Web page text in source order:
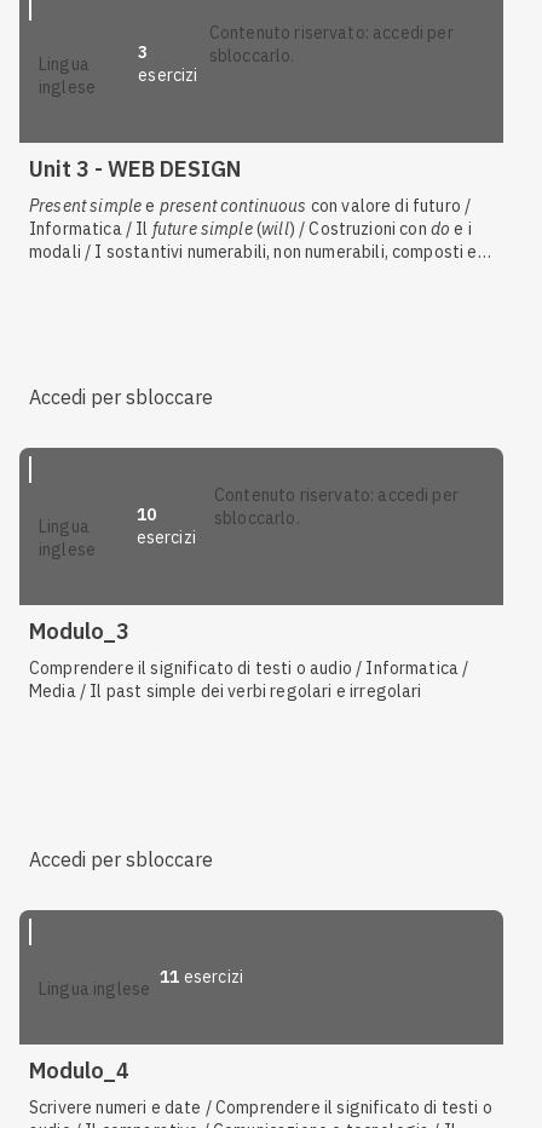
lingua
inglese
3
esercizi
contenuto riservato: accedi per
sbloccarlo.
Unit 3 - WEB DESIGN
Present simplee present continuous con valore di futuro /
Informatica / Il future simple(will) / Costruzioni con do e i
modali / I sostantivi numerabili, non numerabili, composti e
Accedi per sbloccare
lingua
inglese
10
esercizi
contenuto riservato: accedi per
sbloccarlo.
Modulo_3
Comprendere il significato di testi o audio / Informatica /
Media / Il past simple dei verbi regolari e irregolari
Accedi per sbloccare
lingua inglese
11 esercizi
Modulo_4
Scrivere numeri e date / Comprendere il significato di testi o